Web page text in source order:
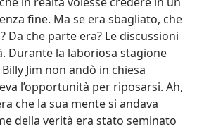
fine. Ma se era sbagliato, che
Da che parte era? Le discussioni
Durante la laboriosa stagione
Jim non andò in chiesa
l’opportunità per riposarsi. Ah,
che la sua mente si andava
della verità era stato seminato